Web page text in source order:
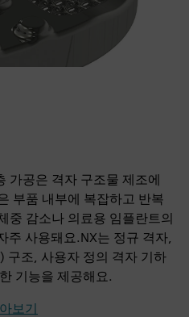
가공은 격자 구조물 제조에
부품 내부에 복잡하고 반복
중 감소나 의료용 임플란트의
주 사용돼요.NX는 정규 격자,
구조, 사용자 정의 격자 기하
기능을 제공해요.
보기